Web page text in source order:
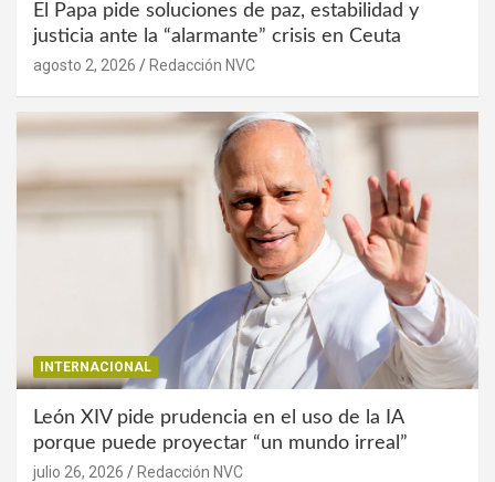
El Papa pide soluciones de paz, estabilidad y
justicia ante la “alarmante” crisis en Ceuta
agosto 2, 2026 Redacción NVC
INTERNACIONAL
León XIV pide prudencia en el uso de la IA
porque puede proyectar “un mundo irreal”
julio 26, 2026 Redacción NVC